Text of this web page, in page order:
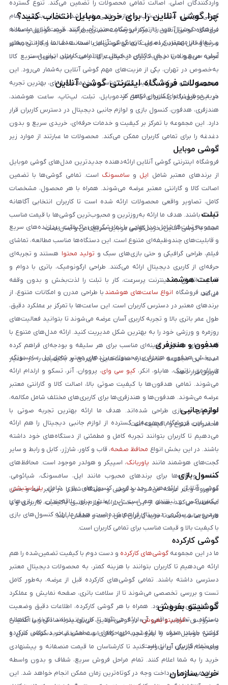
واردکنندگان اصلی، اصالت تمامی محصولات را تضمین می‌کند. تنوع گسترده
گوشی موبایل، تبلت، لپ‌تاپ و لوازم جانبی باعث شده کاربران بتوانند تمام
نیازهای دیجیتال خود را از یک فروشگاه معتبر تأمین کنند. قیمت‌گذاری منصفانه
و شفاف از مهم‌ترین اصول کاری گوشی آنلاین است. هدف ما ایجاد تجربه‌ای
آسان، سریع و امن در خرید کالای دیجیتال برای تمامی کاربران ایرانی است.
چرا گوشی آنلاین را برای خرید موبایل انتخاب کنید؟
فروشگاه گوشی آنلاین با تمرکز بر رضایت مشتری، فرآیند خرید موبایل را ساده،
سریع و قابل اعتماد کرده است. تمامی گوشی‌ها با ضمانت اصالت و گارانتی معتبر
عرضه می‌شوند تا خیال کاربران از کیفیت کالا راحت باشد. تحویل سریع کالا
به‌خصوص در تهران، یکی از مزیت‌های مهم گوشی آنلاین به‌شمار می‌رود. این
مجموعه تلاش می‌کند با ترکیب قیمت مناسب و خدمات حرفه‌ای، بهترین تجربه
خرید موبایل را برای کاربران فراهم کند.
محصولات فروشگاه اینترنتی گوشی آنلاین
در این فروشگاه گستره‌ای کامل از موبایل، تبلت، لپ‌تاپ، ساعت هوشمند،
هندزفری، هدفون، کنسول بازی و لوازم جانبی دیجیتال در دسترس کاربران قرار
دارد. این مجموعه با تمرکز بر کیفیت و خدمات حرفه‌ای، خریدی سریع و بدون
دغدغه را برای تمامی کاربران ممکن می‌کند. محصولات ما عبارتند از موارد زیر
است:
گوشی موبایل
فروشگاه اینترنتی گوشی آنلاین ارائه‌دهنده جدیدترین مدل‌های گوشی موبایل
از برندهای معتبر شامل اپل و سامسونگ است. تمامی گوشی‌ها با تضمین
اصالت کالا و گارانتی معتبر عرضه می‌شوند. همراه با هر محصول، مشخصات
کامل، تصاویر واقعی محصولات ارائه شده است تا کاربران انتخابی آگاهانه
داشته باشند. هدف ما ارائه به‌روزترین و محبوب‌ترین گوشی‌ها با قیمت مناسب
است. با گوشی آنلاین، خرید گوشی موبایل سریع، امن و آسان است.
تبلت
مجموعه تبلت‌ها شامل مدل‌هایی با نمایشگرهای باکیفیت، پردازنده‌های سریع
و قابلیت‌های چندوظیفه‌ای متنوع است. این دستگاه‌ها مناسب مطالعه، تماشای
فیلم، طراحی گرافیکی و حتی بازی‌های سبک و تولید محتوا هستند و تجربه‌ای
حرفه‌ای از کاربری دیجیتال ارائه می‌کنند. طراحی ارگونومیک، باتری با دوام و
قابلیت اتصال به اینترنت پرسرعت، کار با تبلت را لذت‌بخش و بدون وقفه
می‌کند.
ساعت هوشمند
در این فروشگاه انواع ساعت‌های هوشمند با طراحی مدرن و امکانات متنوع، از
برندهای معتبر در دسترس کاربران است. این ساعت‌ها با تمرکز بر عملکرد دقیق،
طول عمر باتری بالا و تجربه کاربری آسان عرضه می‌شوند تا بتوانید فعالیت‌های
روزمره و ورزشی خود را به بهترین شکل مدیریت کنید. ارائه مدل‌های متنوع با
قابلیت‌های متفاوت، گزینه‌ای مناسب برای هر سلیقه و بودجه‌ای فراهم کرده
است. این مجموعه تلاش دارد ساعت‌هایی کاربردی و باکیفیت را در اختیار
کاربران قرار دهد.
هدفون و هندزفری
در بخش هدفون و هندزفری، محصولات برندهای معتبر شامل اپل، سامسونگ،
شیائومی، ناتینگ، هایلو، انکر، کیو سی وای، پرووان، آنر، تسکو و ارلدام ارائه
می‌شوند. تمامی هدفون‌ها با کیفیت صوتی بالا، اصالت کالا و گارانتی معتبر
عرضه می‌شوند. هدفون‌ها و هندزفری‌ها برای کاربری‌های مختلف شامل مکالمه،
موسیقی و بازی طراحی شده‌اند. هدف ما ارائه بهترین تجربه صوتی با
محصولات متنوع و باکیفیت است.
لوازم جانبی
ما در این فروشگاه مجموعه‌ای گسترده از لوازم جانبی دیجیتال را هم ارائه
می‌دهیم تا کاربران بتوانند تجربه کامل و مطمئنی از دستگاه‌های خود داشته
باشند. در این بخش انواع محافظ صفحه، قاب و کاور، شارژر، کابل و رابط و سایر
گجت‌های هوشمند مانند پاوربانک، اسپیکر و هولدر موجود است. محافظ‌های
صفحه و قاب‌ها برای برندهای محبوب مانند اپل، سامسونگ، شیائومی،
موتورولا و آنر عرضه می‌شوند و گوشی و دستگاه شما را در برابر خط و خش
محافظت می‌کنند. هدف از این بخش ارائه لوازم جانبی باکیفیت، کاربردی و با
طراحی مناسب است تا خرید کاربران کامل، راحت و مطمئن باشد.
کنسول بازی
گوشی آنلاین ارائه‌دهنده جدیدترین کنسول‌های بازی شامل پلی‌استیشن،
ایکس‌باکس و نینتندو هم است. این بخش برای علاقه‌مندان به بازی‌های
ویدیویی و سرگرمی دیجیتال فراهم شده است. هدف ما ارائه کنسول‌های بازی
با کیفیت بالا و قیمت مناسب برای تمامی کاربران است.
گوشی کارکرده
ما در این مجموعه گوشی‌های کارکرده و دست دوم با کیفیت تضمین‌شده را هم
ارائه می‌دهیم تا کاربران بتوانند با هزینه کمتر، به محصولات دیجیتال معتبر
دسترسی داشته باشند. تمامی گوشی‌های کارکرده قبل از عرضه، به‌طور کامل
تست و بررسی تخصصی می‌شوند تا از سلامت باتری، صفحه نمایش و عملکرد
فنی اطمینان حاصل شود. همراه با هر گوشی کارکرده، اطلاعات دقیق وضعیت
دستگاه و تصاویر واقعی آن ارائه می‌شود تا کاربران بتوانند انتخابی آگاهانه
داشته باشند. هدف ما ارائه تجربه‌ای حرفه‌ای و مطمئن از خرید گوشی کارکرده
برای تمام کاربران ایرانی است.
گوشیتو بفروش
با سرویس «گوشیتو بفروش» در گوشی آنلاین، می‌توانید به‌سادگی و با اطمینان
گوشی موبایل خود را بفروشید. تنها کافی است مشخصات دستگاه، مدل و
وضعیت فیزیکی آن را وارد کنید تا کارشناسان ما قیمت منصفانه و پیشنهادی
خرید را به شما اعلام کنند. تمام مراحل فروش سریع، شفاف و بدون واسطه
انجام می‌شود و پرداخت وجه در کوتاه‌ترین زمان ممکن انجام خواهد شد. این
خرید سازمان